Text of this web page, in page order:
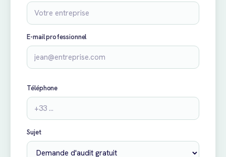
E-mail professionnel
Téléphone
Sujet